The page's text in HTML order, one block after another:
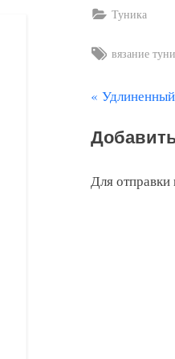
Туника
Tags:
вязание
по
П
е
ы
Для